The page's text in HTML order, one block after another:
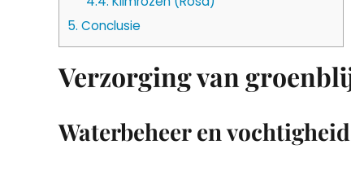
5. Conclusie
Verzorging van
Waterbeheer en vochtigheid